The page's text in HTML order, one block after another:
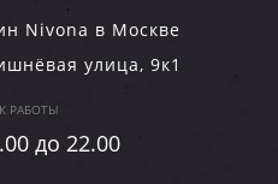
Nivona в Москве
улица, 9к1
РАБОТЫ
до 22.00